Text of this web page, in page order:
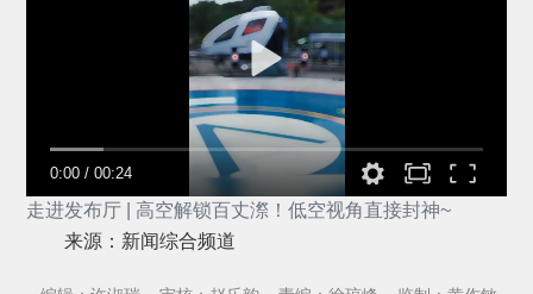
0:00 /00:24
走进发布厅 | 高空解锁百丈漈！低空视角直接封神~
来源：新闻综合频道